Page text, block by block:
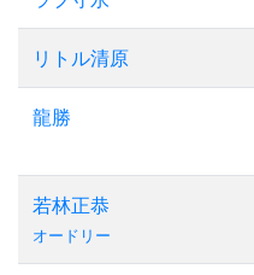
リトル清原
龍勝
若林正恭
オードリー